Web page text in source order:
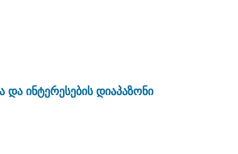
და ინტერესების დიაპაზონი